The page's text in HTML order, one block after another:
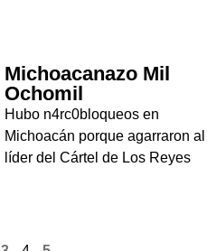
Michoacanazo Mil
Ochomil
Hubo n4rc0bloqueos en
Michoacán porque agarraron al
líder del Cártel de Los Reyes